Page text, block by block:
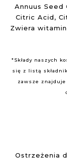
Annuus
Citric Acid,
Zwiera
*Składy naszych
się z listą
zawsze
Ostrzeżenia